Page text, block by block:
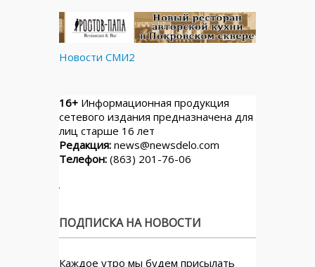
Новости СМИ2
16+ Информационная продукция
сетевого издания предназначена для
лиц старше 16 лет
Редакция: news@newsdelo.com
Телефон: (863) 201-76-06
ПОДПИСКА НА НОВОСТИ
Каждое утро мы будем присылать